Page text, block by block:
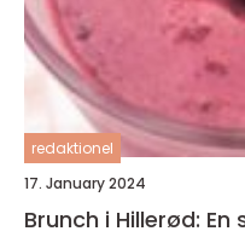
redaktionel
17. January 2024
Brunch i Hillerød: